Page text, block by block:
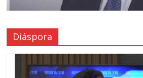
Diáspora